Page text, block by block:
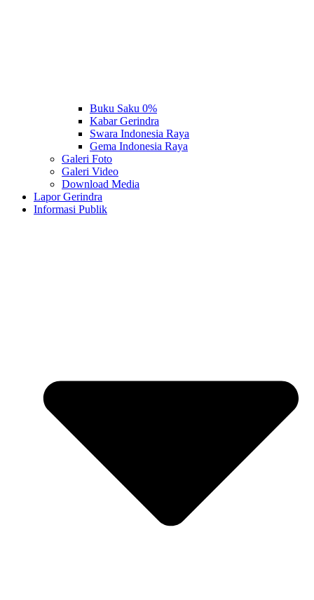
Buku Saku 0%
Kabar Gerindra
Swara Indonesia Raya
Gema Indonesia Raya
Galeri Foto
Galeri Video
Download Media
Lapor Gerindra
Informasi Publik